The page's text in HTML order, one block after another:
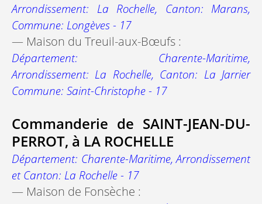
Arrondissement: La Rochelle, Canton: Marans,
Commune: Longèves - 17
— Maison du Treuil-aux-Bœufs :
Département: Charente-Maritime,
Arrondissement: La Rochelle, Canton: La Jarrier
Commune: Saint-Christophe - 17
Commanderie de SAINT-JEAN-DU-
PERROT, à LA ROCHELLE
Département: Charente-Maritime, Arrondissement
et Canton: La Rochelle - 17
— Maison de Fonsèche :